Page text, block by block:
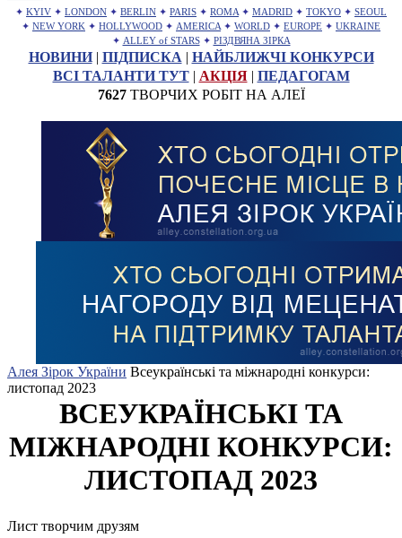
✦ KYIV ✦ LONDON ✦ BERLIN ✦ PARIS ✦ ROMA ✦ MADRID ✦ TOKYO ✦ SEOUL
✦ NEW YORK ✦ HOLLYWOOD ✦ AMERICA ✦ WORLD ✦ EUROPE ✦ UKRAINE
✦ ALLEY of STARS ✦ РІЗДВЯНА ЗІРКА
НОВИНИ| ПІДПИСКА | НАЙБЛИЖЧІ КОНКУРСИ
ВСІ ТАЛАНТИ ТУТ| АКЦІЯ| ПЕДАГОГАМ
7627ТВОРЧИХ РОБІТ НА АЛЕЇ
Алея Зірок України Всеукраїнські та міжнародні конкурси:
листопад 2023
ВСЕУКРАЇНСЬКІ ТА
МІЖНАРОДНІ КОНКУРСИ:
ЛИСТОПАД 2023
Лист творчим друзям